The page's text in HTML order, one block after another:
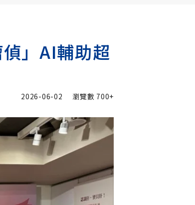
」AI輔助超
2026-06-02 瀏覽數 700+